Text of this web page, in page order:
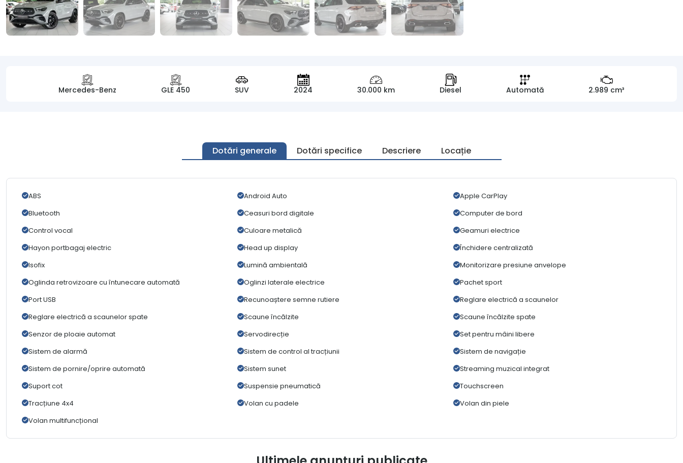
Mercedes-Benz GLE 450 SUV 2024 30.000 km Diesel Automată 2.989 cm³
Dotări generale Dotări specifice Descriere Locație
ABS Android Auto
Apple CarPlay
Bluetooth
Ceasuri bord digitale
Computer de bord
Control vocal
Culoare metalică
Geamuri electrice
Hayon portbagaj electric
Head up display
Închidere centralizată
Isofix
Lumină ambientală
Monitorizare presiune anvelope
Oglinda retrovizoare cu întunecare automată
Oglinzi laterale electrice
Pachet sport
Port USB
Recunoaștere semne rutiere
Reglare electrică a scaunelor
Reglare electrică a scaunelor spate
Scaune încălzite
Scaune încălzite spate
Senzor de ploaie automat
Servodirecție
Set pentru mâini libere
Sistem de alarmă
Sistem de control al tracțiunii
Sistem de navigație
Sistem de pornire/oprire automată
Sistem sunet
Streaming muzical integrat
Suport cot
Suspensie pneumatică
Touchscreen
Tracțiune 4x4
Volan cu padele
Volan din piele
Volan multifuncțional